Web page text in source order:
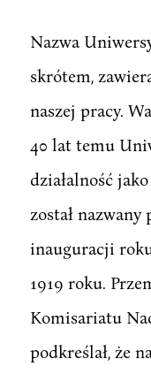
Nazwa
skrótem,
naszej pracy.
40 lat temu
działalność
został nazwany
inauguracji
1919 roku.
Komisariatu
podkreślał, że